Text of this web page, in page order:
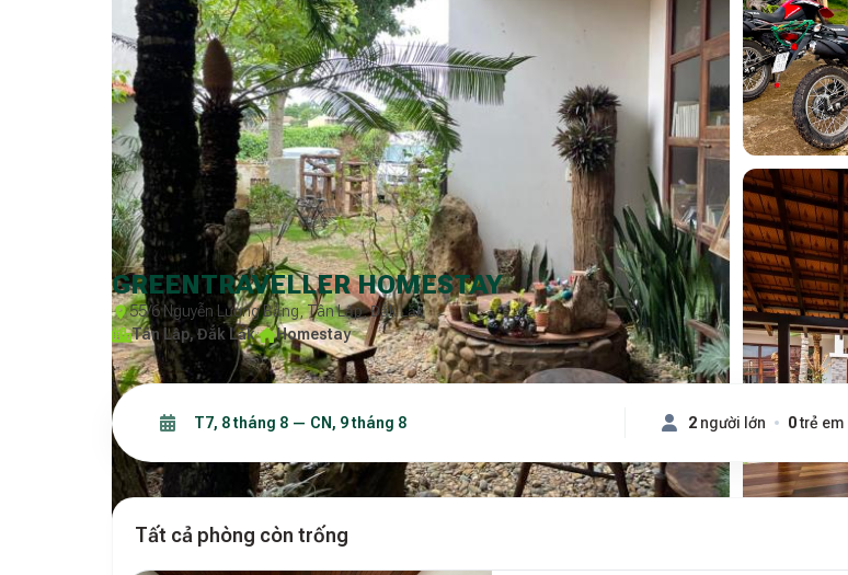
GREENTRAVELLER HOMESTAY
55/6 Nguyễn Lương Bằng, Tân Lập, Đắk Lắk
Tân Lập, Đắk Lắk· Homestay
2 người lớn 0trẻ em
Tất cả phòng còn trống